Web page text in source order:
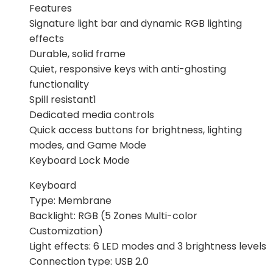
Features
Signature light bar and dynamic RGB lighting
effects
Durable, solid frame
Quiet, responsive keys with anti-ghosting
functionality
Spill resistant1
Dedicated media controls
Quick access buttons for brightness, lighting
modes, and Game Mode
Keyboard Lock Mode
Keyboard
Type: Membrane
Backlight: RGB (5 Zones Multi-color
Customization)
Light effects: 6 LED modes and 3 brightness levels
Connection type: USB 2.0